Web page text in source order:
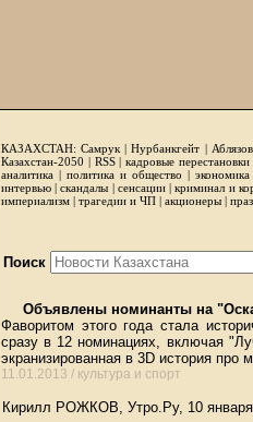
КАЗАХСТАН: Самрук |Нурбанкгейт |
Казахстан-2050 | RSS|кадровые перестановки
аналитика | политика и общество | экономика
интервью |скандалы | сенсации|криминал и
империализм | трагедии и ЧП | акционеры |
Поиск
Объявлены номинанты на
Фаворитом этого года стала
сразу в 12 номинациях, включая
экранизированная в 3D история про
11.01.2013 / культура и спорт
Кирилл РОЖКОВ, Утро.Ру, 10 января